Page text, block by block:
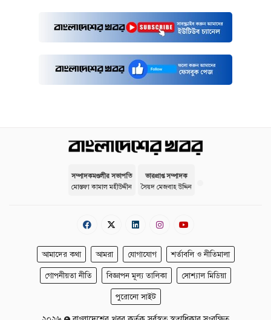
সম্পাদকমণ্ডলীর সভাপতি
মোস্তফা কামাল মহীউদ্দীন
ভারপ্রাপ্ত সম্পাদক
সৈয়দ মেজবাহ উদ্দিন
আমাদের কথা আমরা যোগাযোগ শর্তাবলি ও নীতিমালা
গোপনীয়তা নীতি বিজ্ঞাপন মূল্য তালিকা সোশ্যাল মিডিয়া
পুরোনো সাইট